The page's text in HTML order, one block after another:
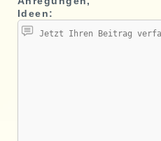
Ideen: